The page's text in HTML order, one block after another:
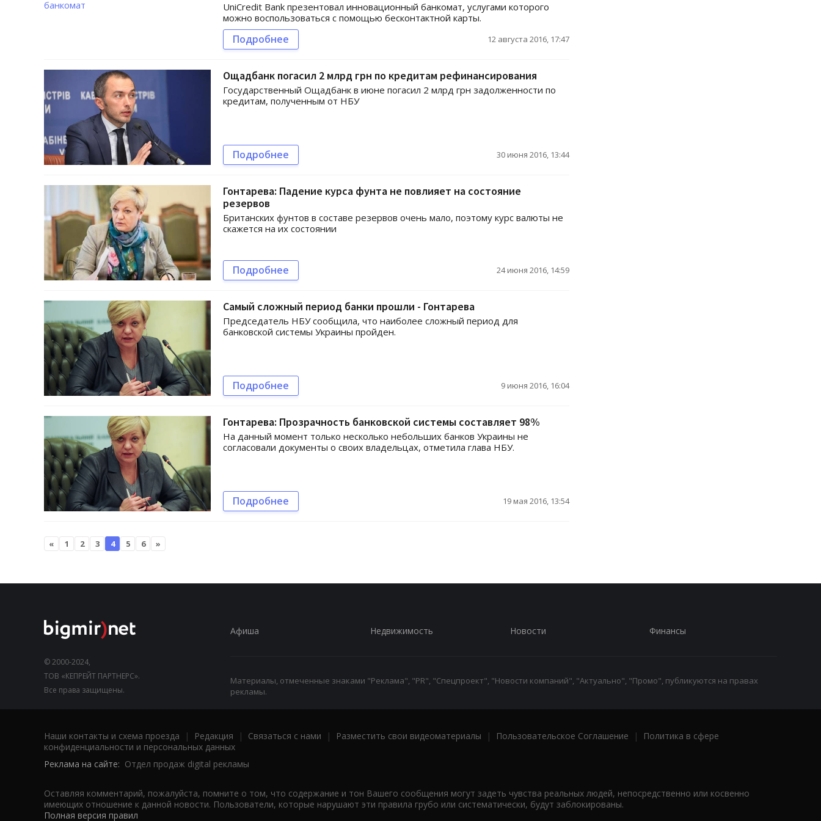
UniCredit Bank презентовал инновационный банкомат, услугами которого
можно воспользоваться с помощью бесконтактной карты.
Подробнее 12 августа 2016, 17:47
Ощадбанк погасил 2 млрд грн по кредитам рефинансирования
Государственный Ощадбанк в июне погасил 2 млрд грн задолженности по
кредитам, полученным от НБУ
Подробнее 30 июня 2016, 13:44
Гонтарева: Падение курса фунта не повлияет на состояние
резервов
Британских фунтов в составе резервов очень мало, поэтому курс валюты не
скажется на их состоянии
Подробнее 24 июня 2016, 14:59
Самый сложный период банки прошли - Гонтарева
Председатель НБУ сообщила, что наиболее сложный период для
банковской системы Украины пройден.
Подробнее 9 июня 2016, 16:04
Гонтарева: Прозрачность банковской системы составляет 98%
На данный момент только несколько небольших банков Украины не
согласовали документы о своих владельцах, отметила глава НБУ.
Подробнее 19 мая 2016, 13:54
« 1 2 3 4 5 6 »
© 2000-2024,
ТОВ «КЕПРЕЙТ ПАРТНЕРС».
Все права защищены.
Афиша Недвижимость Новости Финансы
Материалы, отмеченные знаками "Реклама", "PR", "Спецпроект", "Новости компаний", "Актуально", "Промо", публикуются на правах
рекламы.
Наши контакты и схема проезда | Редакция | Связаться с нами | Разместить свои видеоматериалы | Пользовательское Соглашение |
Политика в сфере
конфиденциальности и персональных данных
Реклама на сайте: Отдел продаж digital рекламы
Оставляя комментарий, пожалуйста, помните о том, что содержание и тон Вашего сообщения могут задеть чувства реальных людей, непосредственно или косвенно
имеющих отношение к данной новости. Пользователи, которые нарушают эти правила грубо или систематически, будут заблокированы.
Полная версия правил